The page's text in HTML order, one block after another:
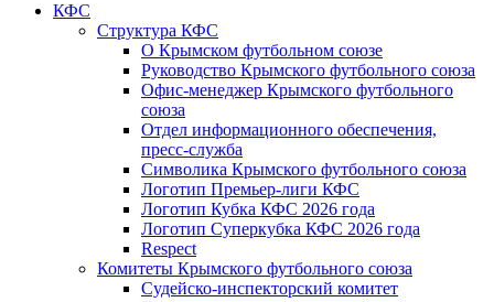
КФС
Структура КФС
О Крымском футбольном союзе
Руководство Крымского футбольного союза
Офис-менеджер Крымского футбольного
союза
Отдел информационного обеспечения,
пресс-служба
Символика Крымского футбольного союза
Логотип Премьер-лиги КФС
Логотип Кубка КФС 2026 года
Логотип Суперкубка КФС 2026 года
Respect
Комитеты Крымского футбольного союза
Судейско-инспекторский комитет